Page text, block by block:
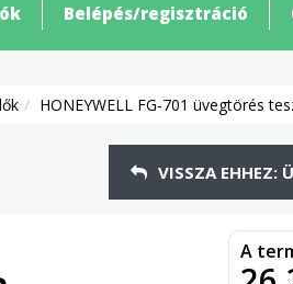
Belépés/regisztráció
HONEYWELL FG-701 üvegtörés
VISSZA EHHEZ:
A